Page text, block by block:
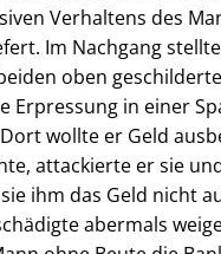
Verhaltens des
Im Nachgang
oben
Erpressung in einer
wollte er Geld
attackierte er sie
ihm das Geld nicht
abermals